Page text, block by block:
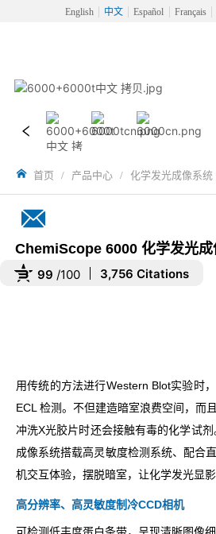
English 中文 Español Français
首页 / 产品中心 / 化学发光成像系统
ChemiScope 6000 化学发光成
99 /100 3,756 Citations